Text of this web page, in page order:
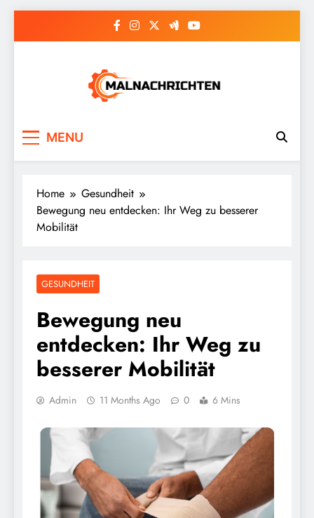
MENU
Home
Gesundheit
Bewegung neu entdecken: Ihr Weg zu besserer
Mobilität
GESUNDHEIT
Bewegung neu
entdecken: Ihr Weg zu
besserer Mobilität
Admin 11 Months Ago 0 6 Mins